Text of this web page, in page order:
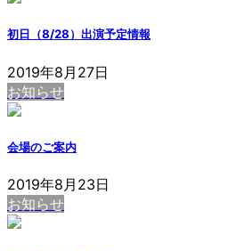
初日（8/28）出演予定情報
2019年8月27日
お知らせ
会場のご案内
2019年8月23日
お知らせ